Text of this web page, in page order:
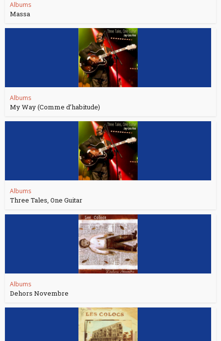
Albums
Massa
Albums
My Way (Comme d’habitude)
Albums
Three Tales, One Guitar
Albums
Dehors Novembre